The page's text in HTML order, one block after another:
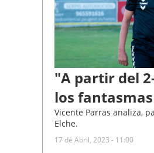
"A partir del
los
Vicente Parras analiza,
Elche.
17 de Abril, 2023 - 11:00